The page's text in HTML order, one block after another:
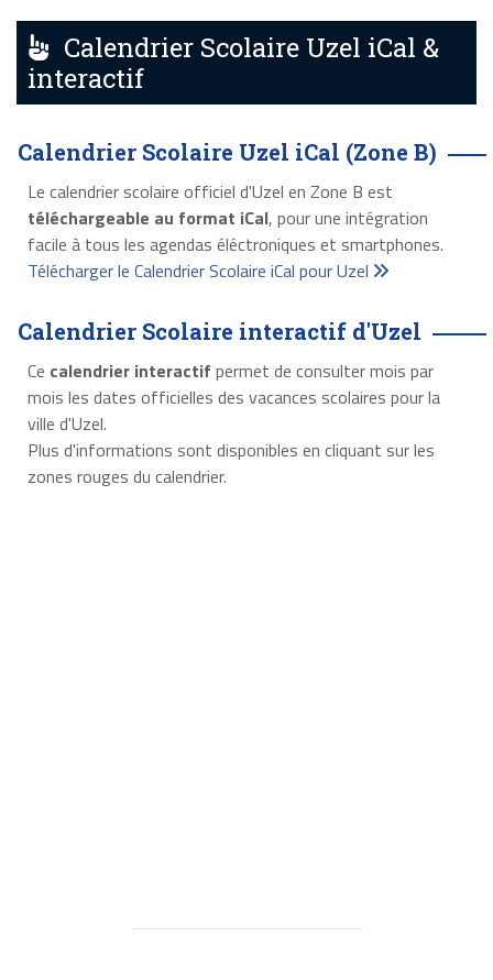
Calendrier Scolaire Uzel iCal &
interactif
Calendrier Scolaire Uzel iCal (Zone B)
Le calendrier scolaire officiel d'Uzel en Zone B est
téléchargeable au format iCal, pour une intégration
facile à tous les agendas éléctroniques et smartphones.
Télécharger le Calendrier Scolaire iCal pour Uzel
Calendrier Scolaire interactif d'Uzel
Ce calendrier interactif permet de consulter mois par
mois les dates officielles des vacances scolaires pour la
ville d'Uzel.
Plus d'informations sont disponibles en cliquant sur les
zones rouges du calendrier.